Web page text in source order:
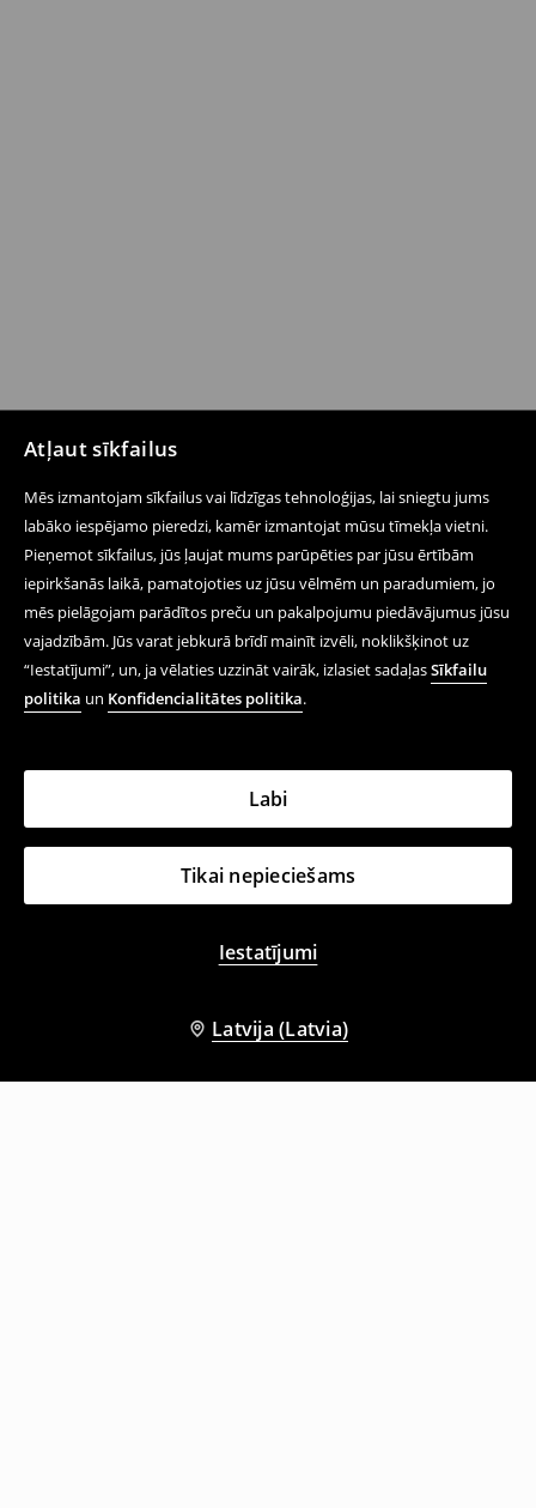
Atļaut sīkfailus
Mēs izmantojam sīkfailus vai līdzīgas tehnoloģijas, lai sniegtu jums
labāko iespējamo pieredzi, kamēr izmantojat mūsu tīmekļa vietni.
Pieņemot sīkfailus, jūs ļaujat mums parūpēties par jūsu ērtībām
iepirkšanās laikā, pamatojoties uz jūsu vēlmēm un paradumiem, jo
mēs pielāgojam parādītos preču un pakalpojumu piedāvājumus jūsu
vajadzībām. Jūs varat jebkurā brīdī mainīt izvēli, noklikšķinot uz
“Iestatījumi”, un, ja vēlaties uzzināt vairāk, izlasiet sadaļasSīkfailu
politika un Konfidencialitātes politika.
Tikai nepieciešams
Iestatījumi
Labi
Latvija (Latvia)